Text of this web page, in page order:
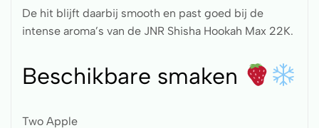
De hit blijft daarbij smooth en past goed bij de
intense aroma’s van de JNR Shisha Hookah Max 22K.
Beschikbare smaken
Two Apple